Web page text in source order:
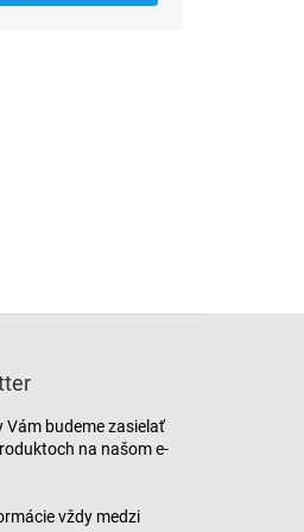
Vám budeme zasielať
na našom e-